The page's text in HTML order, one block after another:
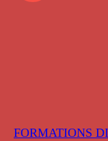
FORMATIONS